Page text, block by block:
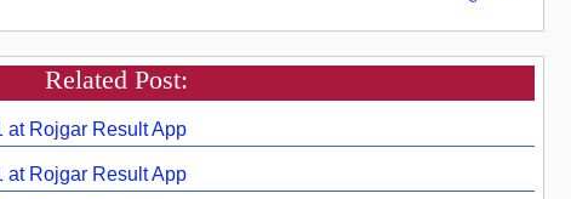
Related Post:
at Rojgar Result App
at Rojgar Result App